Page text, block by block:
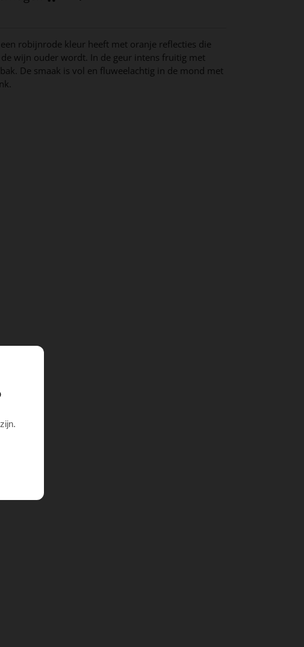
robijnrode kleur heeft met oranje reflecties die
wijn ouder wordt. In de geur intens fruitig met
De smaak is vol en fluweelachtig in de mond met